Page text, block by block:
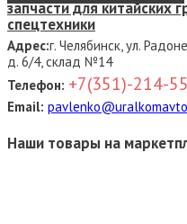
запчасти для китайских
спецтехники
Адрес:г. Челябинск, ул.
д. 6/4, склад №14
Телефон: +7(351)-214-
Email:
Наши товары на